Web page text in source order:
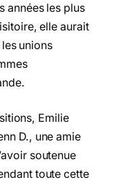
années les plus
elle aurait
unions
Emilie
D., une amie
soutenue
toute cette